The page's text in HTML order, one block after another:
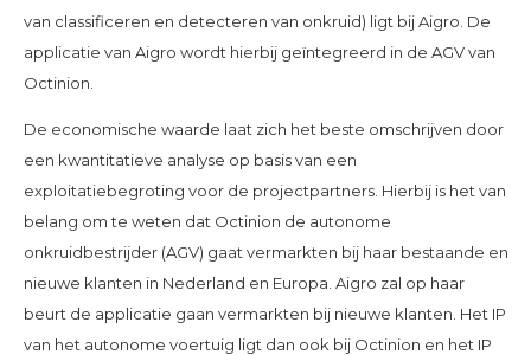
van classificeren en detecteren van onkruid) ligt bij Aigro. De
applicatie van Aigro wordt hierbij geïntegreerd in de AGV van
Octinion.
De economische waarde laat zich het beste omschrijven door
een kwantitatieve analyse op basis van een
exploitatiebegroting voor de projectpartners. Hierbij is het van
belang om te weten dat Octinion de autonome
onkruidbestrijder (AGV) gaat vermarkten bij haar bestaande en
nieuwe klanten in Nederland en Europa. Aigro zal op haar
beurt de applicatie gaan vermarkten bij nieuwe klanten. Het IP
van het autonome voertuig ligt dan ook bij Octinion en het IP